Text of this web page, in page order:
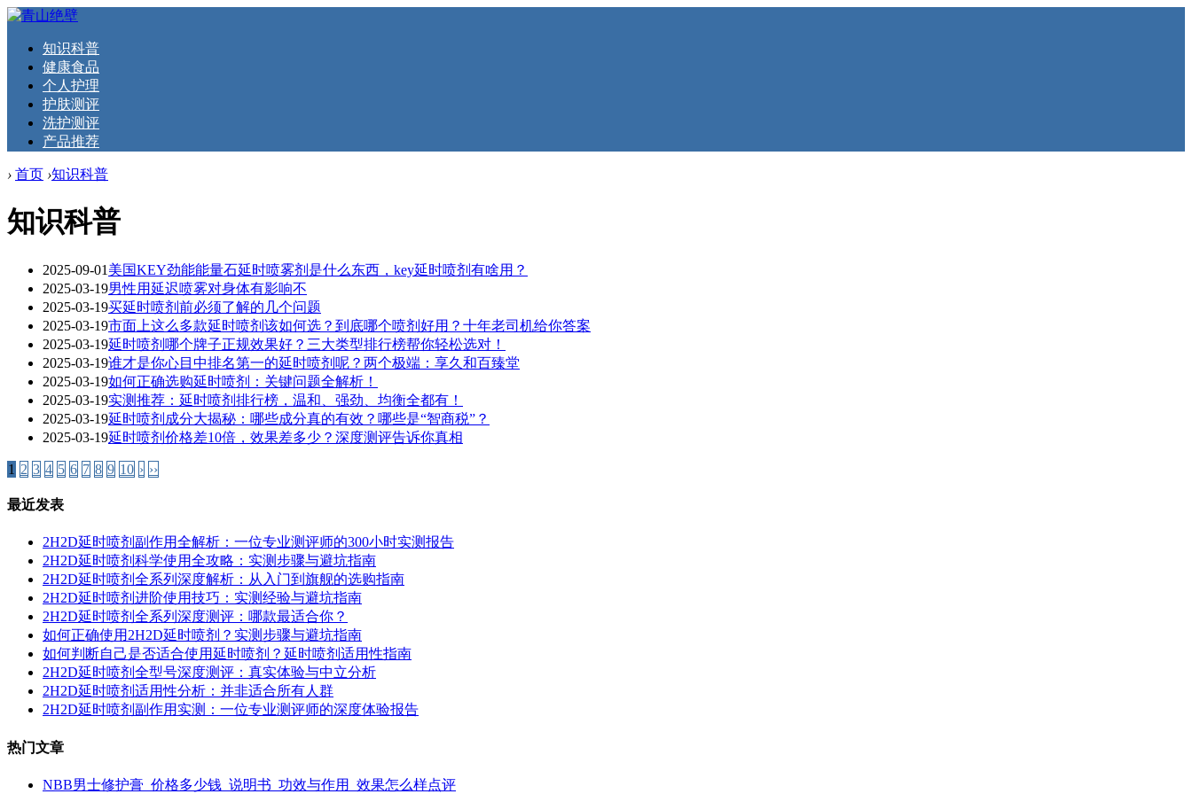
知识科普
健康食品
个人护理
护肤测评
洗护测评
产品推荐
› 首页 ›知识科普
知识科普
2025-09-01 美国KEY劲能能量石延时喷雾剂是什么东西，key延时喷剂有啥用？
2025-03-19男性用延迟喷雾对身体有影响不
2025-03-19买延时喷剂前必须了解的几个问题
2025-03-19市面上这么多款延时喷剂该如何选？到底哪个喷剂好用？十年老司机给你答案
2025-03-19延时喷剂哪个牌子正规效果好？三大类型排行榜帮你轻松选对！
2025-03-19谁才是你心目中排名第一的延时喷剂呢？两个极端：享久和百臻堂
2025-03-19如何正确选购延时喷剂：关键问题全解析！
2025-03-19实测推荐：延时喷剂排行榜，温和、强劲、均衡全都有！
2025-03-19延时喷剂成分大揭秘：哪些成分真的有效？哪些是“智商税”？
2025-03-19延时喷剂价格差10倍，效果差多少？深度测评告诉你真相
1 2 3 4 5 6 7 8 9 10 › ››
最近发表
2H2D延时喷剂副作用全解析：一位专业测评师的300小时实测报告
2H2D延时喷剂科学使用全攻略：实测步骤与避坑指南
2H2D延时喷剂全系列深度解析：从入门到旗舰的选购指南
2H2D延时喷剂进阶使用技巧：实测经验与避坑指南
2H2D延时喷剂全系列深度测评：哪款最适合你？
如何正确使用2H2D延时喷剂？实测步骤与避坑指南
如何判断自己是否适合使用延时喷剂？延时喷剂适用性指南
2H2D延时喷剂全型号深度测评：真实体验与中立分析
2H2D延时喷剂适用性分析：并非适合所有人群
2H2D延时喷剂副作用实测：一位专业测评师的深度体验报告
热门文章
NBB男士修护膏_价格多少钱_说明书_功效与作用_效果怎么样点评